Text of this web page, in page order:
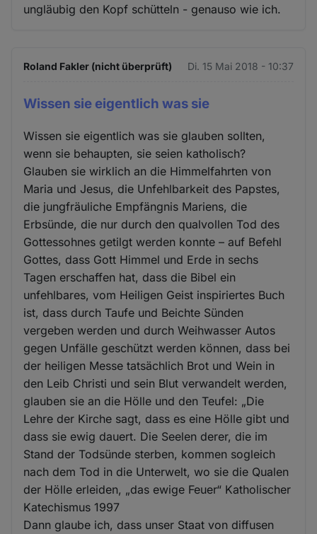
ungläubig den Kopf schütteln - genauso wie ich.
Roland Fakler (nicht überprüft) Di. 15 Mai 2018 - 10:37
Wissen sie eigentlich was sie
Wissen sie eigentlich was sie glauben sollten,
wenn sie behaupten, sie seien katholisch?
Glauben sie wirklich an die Himmelfahrten von
Maria und Jesus, die Unfehlbarkeit des Papstes,
die jungfräuliche Empfängnis Mariens, die
Erbsünde, die nur durch den qualvollen Tod des
Gottessohnes getilgt werden konnte – auf Befehl
Gottes, dass Gott Himmel und Erde in sechs
Tagen erschaffen hat, dass die Bibel ein
unfehlbares, vom Heiligen Geist inspiriertes Buch
ist, dass durch Taufe und Beichte Sünden
vergeben werden und durch Weihwasser Autos
gegen Unfälle geschützt werden können, dass bei
der heiligen Messe tatsächlich Brot und Wein in
den Leib Christi und sein Blut verwandelt werden,
glauben sie an die Hölle und den Teufel: „Die
Lehre der Kirche sagt, dass es eine Hölle gibt und
dass sie ewig dauert. Die Seelen derer, die im
Stand der Todsünde sterben, kommen sogleich
nach dem Tod in die Unterwelt, wo sie die Qualen
der Hölle erleiden, „das ewige Feuer“ Katholischer
Katechismus 1997
Dann glaube ich, dass unser Staat von diffusen